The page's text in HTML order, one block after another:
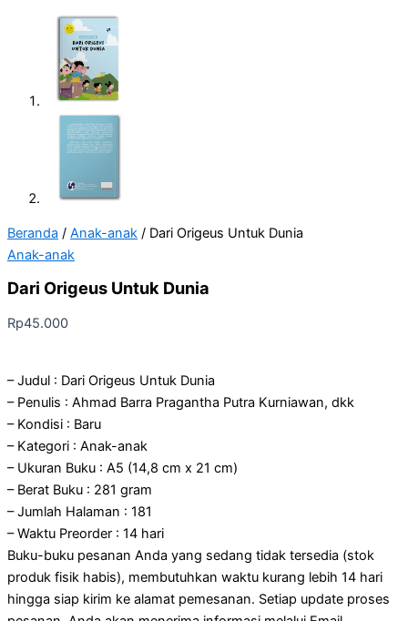
Beranda / Anak-anak / Dari Origeus Untuk Dunia
Anak-anak
Dari Origeus Untuk Dunia
Rp45.000
– Judul : Dari Origeus Untuk Dunia
– Penulis : Ahmad Barra Pragantha Putra Kurniawan, dkk
– Kondisi : Baru
– Kategori : Anak-anak
– Ukuran Buku : A5 (14,8 cm x 21 cm)
– Berat Buku : 281 gram
– Jumlah Halaman : 181
– Waktu Preorder : 14 hari
Buku-buku pesanan Anda yang sedang tidak tersedia (stok
produk fisik habis), membutuhkan waktu kurang lebih 14 hari
hingga siap kirim ke alamat pemesanan. Setiap update proses